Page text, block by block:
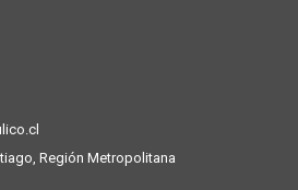
Región Metropolitana